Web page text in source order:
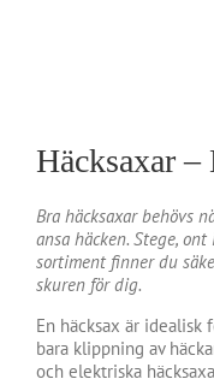
Häcksaxar
Bra häcksaxar behövs
ansa häcken. Stege,
sortiment finner du
skuren för dig.
En häcksax är
bara klippning av
och elektriska